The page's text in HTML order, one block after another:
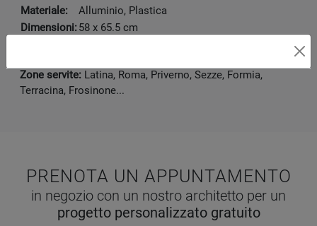
Materiale:
Alluminio, Plastica
Dimensioni:58 x 65.5 cm
Zone servite: Latina, Roma, Priverno, Sezze, Formia,
Terracina, Frosinone...
PRENOTA UN APPUNTAMENTO
in negozio con un nostro architetto per un
progetto personalizzato gratuito